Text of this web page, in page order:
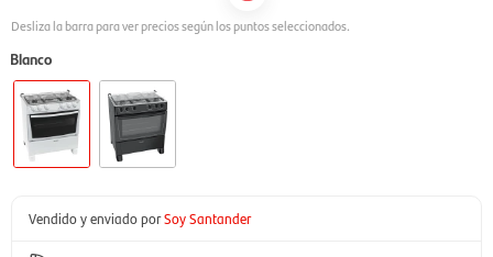
Blanco
Vendido y enviado porSoy Santander